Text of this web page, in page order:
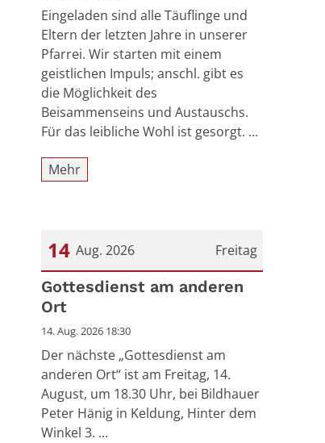
Eingeladen sind alle Täuflinge und
Eltern der letzten Jahre in unserer
Pfarrei. Wir starten mit einem
geistlichen Impuls; anschl. gibt es
die Möglichkeit des
Beisammenseins und Austauschs.
Für das leibliche Wohl ist gesorgt. ...
Mehr
Freitag
14 Aug. 2026
Datum: 14. August 2026
Gottesdienst am anderen
Ort
14. Aug. 2026 18:30
Der nächste „Gottesdienst am
anderen Ort“ ist am Freitag, 14.
August, um 18.30 Uhr, bei Bildhauer
Peter Hänig in Keldung, Hinter dem
Winkel 3. ...